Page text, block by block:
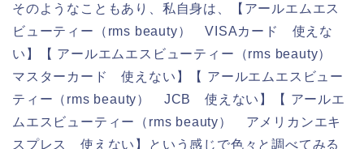
そのようなこともあり、私自身は、【アールエムエス
ビューティー（rms beauty） VISAカード 使えな
い】【 アールエムエスビューティー（rms beauty）
マスターカード 使えない】【 アールエムエスビュー
ティー（rms beauty） JCB 使えない】【 アールエ
ムエスビューティー（rms beauty） アメリカンエキ
スプレス 使えない】という感じで色々と調べてみる